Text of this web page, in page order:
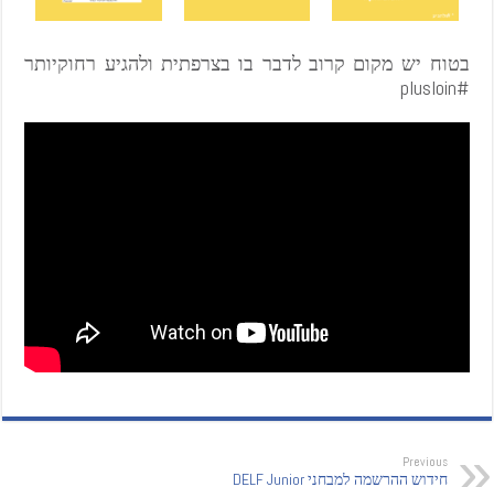
בטוח יש מקום קרוב לדבר בו בצרפתית ולהגיע רחוקיותר
#plusloin
Previous
חידוש ההרשמה למבחני DELF Junior